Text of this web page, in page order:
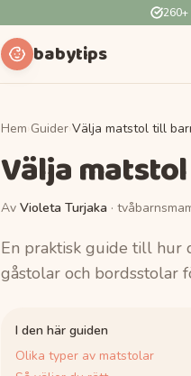
babytips
Hem Guider Välja matstol till
Välja
Av Violeta Turjaka ·
En praktisk guide till hur
gåstolar och bordsstolar
I den här guiden
Olika typer av matstolar